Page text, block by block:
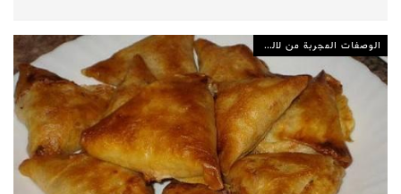
الوصفات المجربة من لالة مولاتي